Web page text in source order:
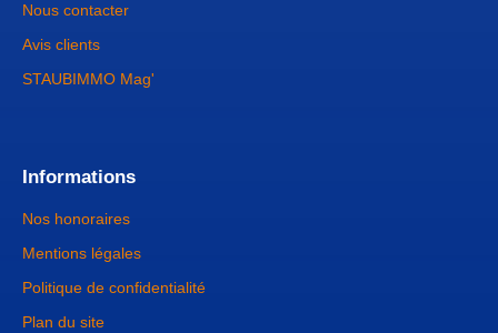
Nous contacter
Avis clients
STAUBIMMO Mag'
Informations
Nos honoraires
Mentions légales
Politique de confidentialité
Plan du site